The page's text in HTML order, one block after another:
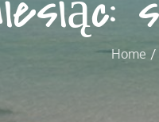
Home